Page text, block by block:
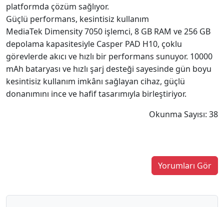
platformda çözüm sağlıyor.
Güçlü performans, kesintisiz kullanım
MediaTek Dimensity 7050 işlemci, 8 GB RAM ve 256 GB
depolama kapasitesiyle Casper PAD H10, çoklu
görevlerde akıcı ve hızlı bir performans sunuyor. 10000
mAh bataryası ve hızlı şarj desteği sayesinde gün boyu
kesintisiz kullanım imkânı sağlayan cihaz, güçlü
donanımını ince ve hafif tasarımıyla birleştiriyor.
Okunma Sayısı: 38
Yorumları Gör